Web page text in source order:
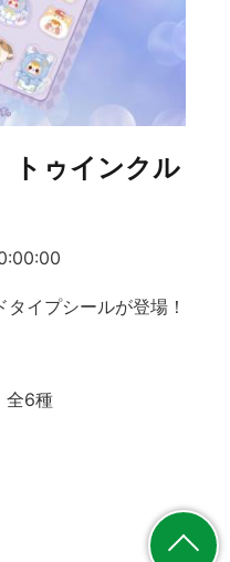
トゥインクル
イプシールが登場！
6種